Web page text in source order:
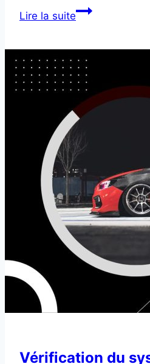
Lire la suiteVolant
Vérification du